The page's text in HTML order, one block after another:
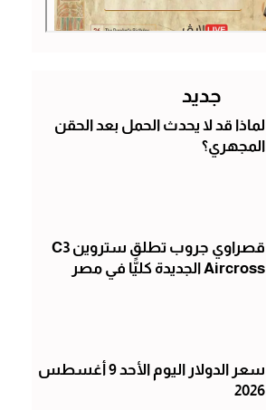
جديد
لماذا قد لا يحدث الحمل بعد الحقن
المجهري؟
قصراوي جروب تطلق ستروين C3
Aircross الجديدة كليًّا في مصر
سعر الدولار اليوم الأحد 9 أغسطس
2026